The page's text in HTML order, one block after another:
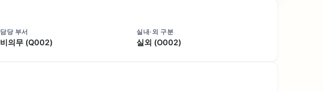
담당 부서
비의무 (Q002)
실내·외 구분
실외 (O002)